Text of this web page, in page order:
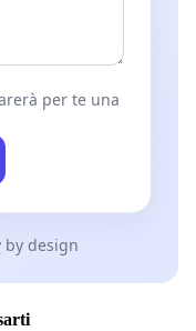
per te una
by design